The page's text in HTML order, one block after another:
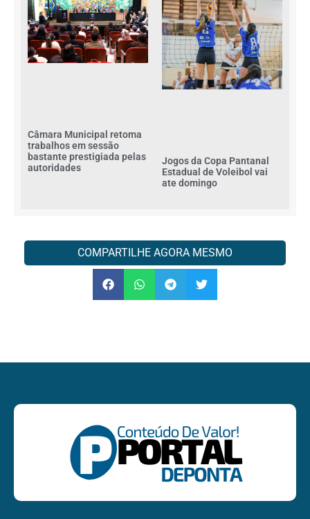
Câmara Municipal retoma
trabalhos em sessão
bastante prestigiada pelas
autoridades
Jogos da Copa Pantanal
Estadual de Voleibol vai
ate domingo
COMPARTILHE AGORA MESMO